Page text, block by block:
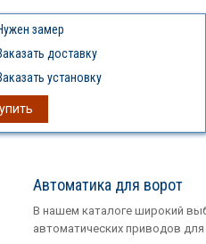
замер
доставку
установку
Автоматика для ворот
В нашем каталоге широкий
автоматических приводов